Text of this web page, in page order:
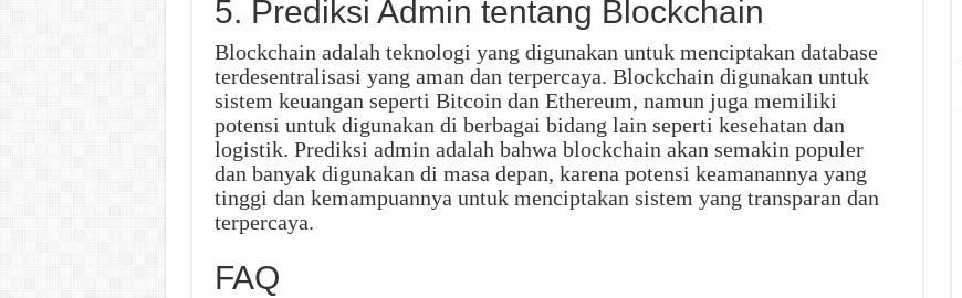
5. Prediksi Admin tentang Blockchain
Blockchain adalah teknologi yang digunakan untuk menciptakan database
terdesentralisasi yang aman dan terpercaya. Blockchain digunakan untuk
sistem keuangan seperti Bitcoin dan Ethereum, namun juga memiliki
potensi untuk digunakan di berbagai bidang lain seperti kesehatan dan
logistik. Prediksi admin adalah bahwa blockchain akan semakin populer
dan banyak digunakan di masa depan, karena potensi keamanannya yang
tinggi dan kemampuannya untuk menciptakan sistem yang transparan dan
terpercaya.
FAQ